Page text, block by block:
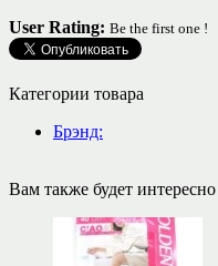
User Rating: Be the first one !
Категории товара
Брэнд:
Вам также будет интересно